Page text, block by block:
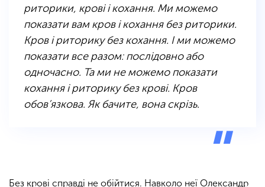
риторики, крові і кохання. Ми можемо
показати вам кров і кохання без риторики.
Кров і риторику без кохання. І ми можемо
показати все разом: послідовно або
одночасно. Та ми не можемо показати
кохання і риторику без крові. Кров
обов’язкова. Як бачите, вона скрізь.
Без крові справді не обійтися. Навколо неї Олександр